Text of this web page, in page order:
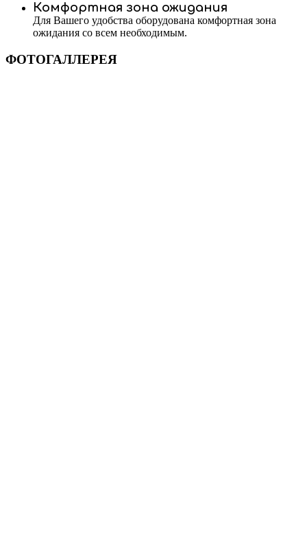
Комфортная зона ожидания
Для Вашего удобства оборудована комфортная зона
ожидания со всем необходимым.
ФОТОГАЛЛЕРЕЯ